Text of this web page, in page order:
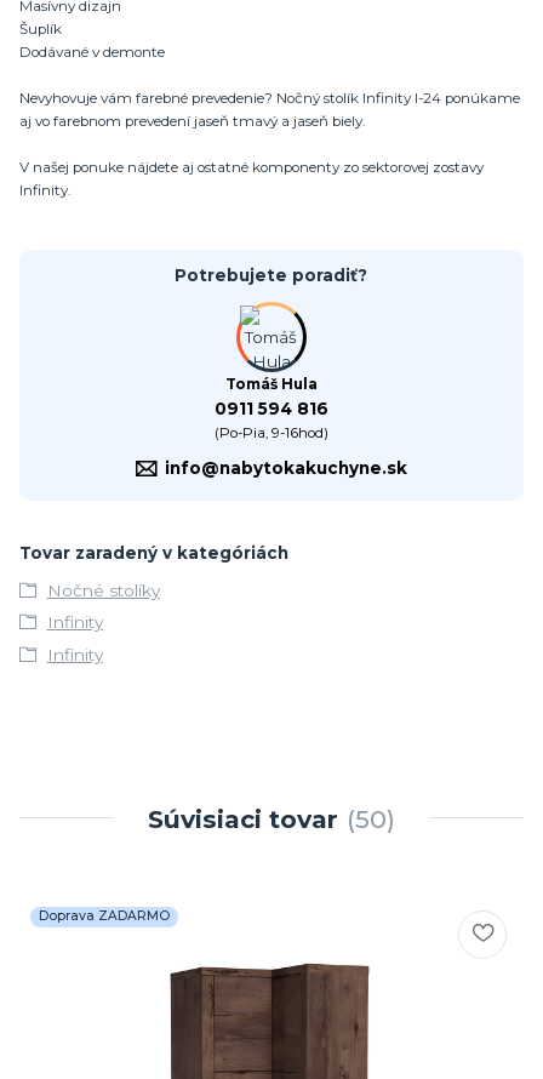
Masívny dizajn
Šuplík
Dodávané v demonte
Nevyhovuje vám farebné prevedenie? Nočný stolík Infinity I-24 ponúkame
aj vo farebnom prevedení jaseň tmavý a jaseň biely.
V našej ponuke nájdete aj ostatné komponenty zo sektorovej zostavy
Infinity.
Potrebujete poradiť?
Tomáš Hula
0911 594 816
(Po-Pia, 9-16hod)
info@nabytokakuchyne.sk
Tovar zaradený v kategóriách
Nočné stolíky
Infinity
Infinity
Súvisiaci tovar 50
Doprava ZADARMO